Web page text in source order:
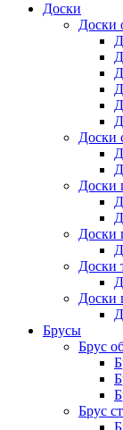
Доски
Доски
Доски
Доски
Доски
Доски
Доски
Брусы
Брус
Брус